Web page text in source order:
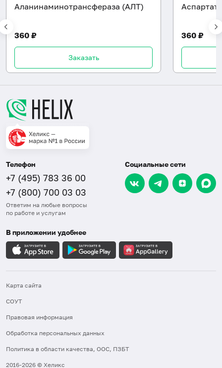
Аланинаминотрансфераза (АЛТ)
360 ₽
Заказать
360 ₽
Телефон
+7 (495) 783 36 00
+7 (800) 700 03 03
Ответим на любые вопросы
по работе и услугам
Социальные сети
В приложении удобнее
Карта сайта
СОУТ
Правовая информация
Обработка персональных данных
Политика в области качества, ООС, ПЗБТ
2016-2026 © Хеликс